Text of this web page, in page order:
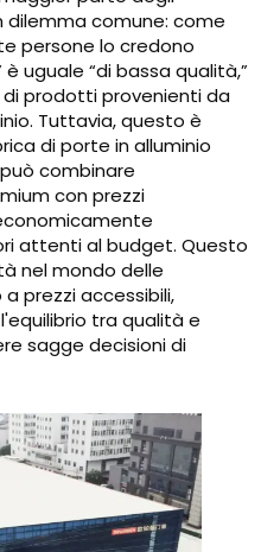
comune: come
persone lo credono
uguale “di bassa qualità,”
prodotti provenienti da
Tuttavia, questo è
di porte in alluminio
combinare
con prezzi
attenti al budget. Questo
nel mondo delle
prezzi accessibili,
tra qualità e
sagge decisioni di